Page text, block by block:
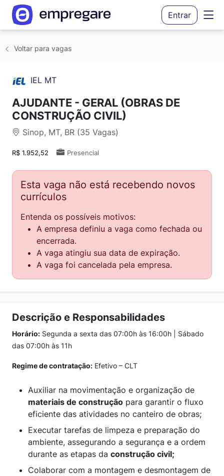
Entrar
Voltar para vagas
IEL MT
AJUDANTE - GERAL (OBRAS DE
CONSTRUÇÃO CIVIL)
Sinop, MT, BR (35 Vagas)
R$ 1.952,52 Presencial
Esta vaga não está recebendo novos
currículos
Entenda os possíveis motivos:
A empresa definiu a vaga como fechada ou
encerrada.
A vaga atingiu sua data de expiração.
A vaga foi cancelada pela empresa.
Descrição e Responsabilidades
Horário: Segunda a sexta das 07:00h às 16:00h | Sábado
das 07:00h às 11h
Regime de contratação: Efetivo – CLT
Auxiliar na movimentação e organização de
materiais de construção para garantir o fluxo
eficiente das atividades no canteiro de obras;
Executar tarefas de limpeza e preparação do
ambiente, assegurando a segurança e a ordem
durante as etapas da construção civil;
Colaborar com a montagem e desmontagem de